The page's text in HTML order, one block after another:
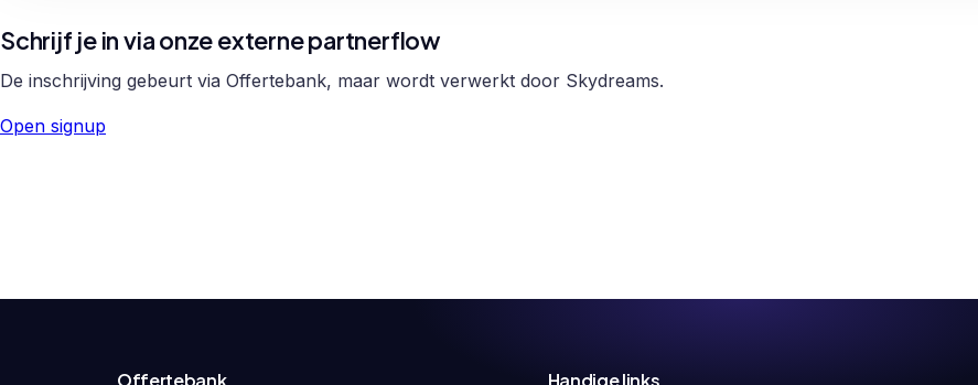
Schrijf je in via onze externe partnerflow
De inschrijving gebeurt via Offertebank, maar wordt verwerkt door Skydreams.
Open signup